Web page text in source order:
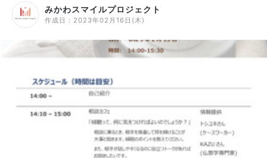
みかわスマイルプロジェクト
作成日： 2023年02月16日(木)